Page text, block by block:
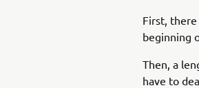
First,
beginning
Then, a
have to